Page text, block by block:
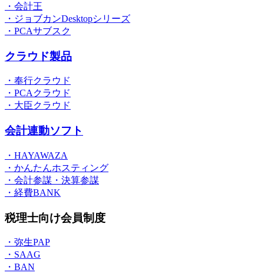
・会計王
・ジョブカンDesktopシリーズ
・PCAサブスク
クラウド製品
・奉行クラウド
・PCAクラウド
・大臣クラウド
会計連動ソフト
・HAYAWAZA
・かんたんホスティング
・会計参謀・決算参謀
・経費BANK
税理士向け会員制度
・弥生PAP
・SAAG
・BAN